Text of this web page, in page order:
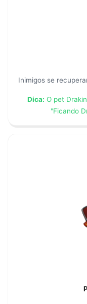
Inimigos se
Dica: O pet
"Ficando